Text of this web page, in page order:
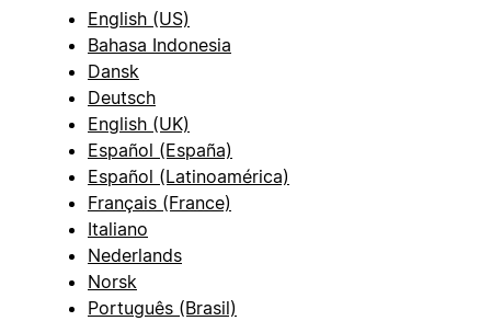
English (US)
Bahasa Indonesia
Dansk
Deutsch
English (UK)
Español (España)
Español (Latinoamérica)
Français (France)
Italiano
Nederlands
Norsk
Português (Brasil)